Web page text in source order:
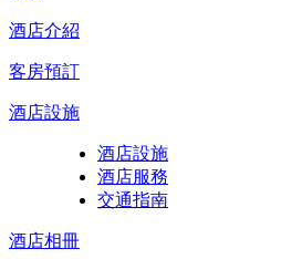
酒店介紹
客房預訂
酒店設施
酒店設施
酒店服務
交通指南
酒店相冊